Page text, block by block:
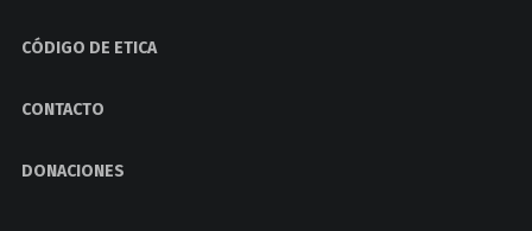
CÓDIGO DE ETICA
CONTACTO
DONACIONES